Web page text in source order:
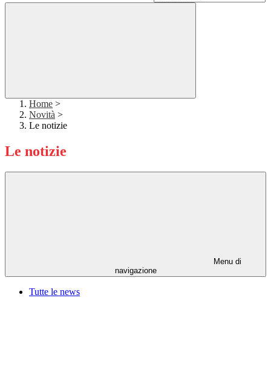
Home >
Novità >
Le notizie
Le notizie
Menu di
navigazione
Tutte le news